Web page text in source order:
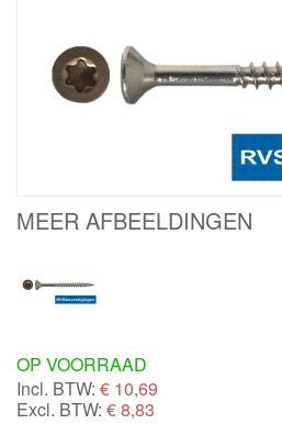
MEER AFBEELDINGEN
OP VOORRAAD
Incl. BTW: € 10,69
Excl. BTW: € 8,83